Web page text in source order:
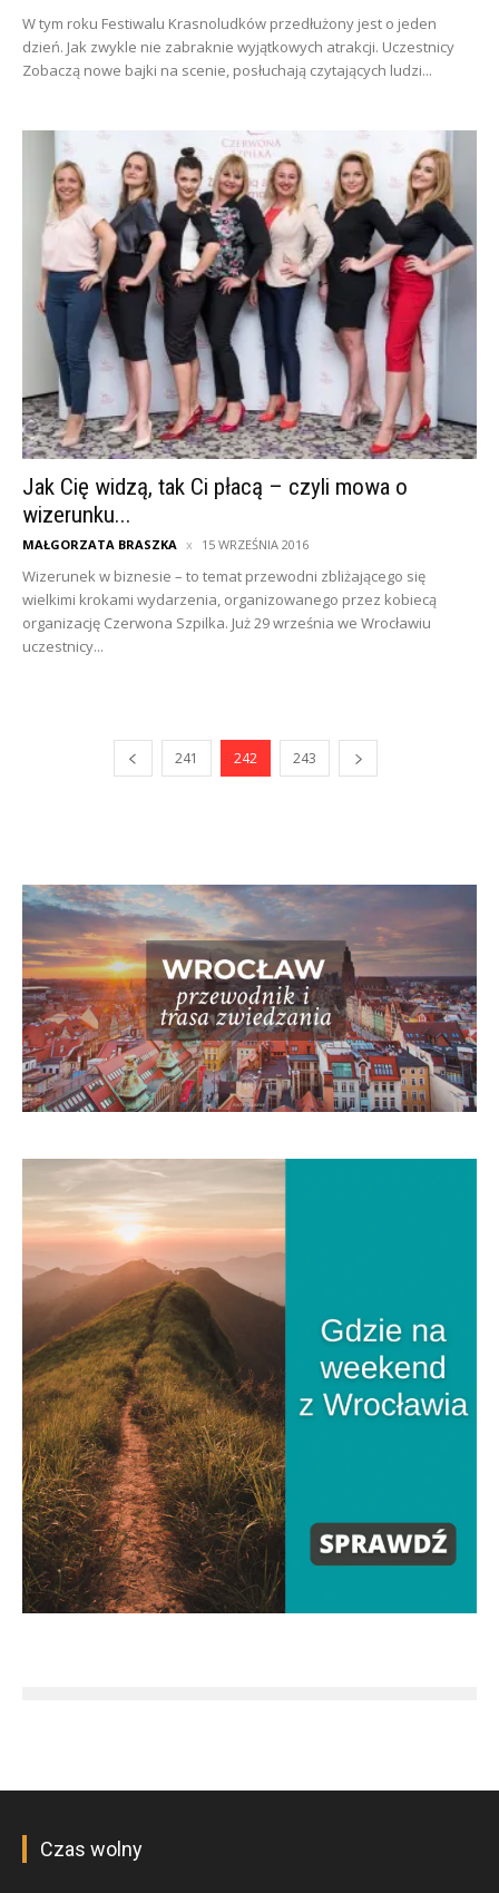
W tym roku Festiwalu Krasnoludków przedłużony jest o jeden
dzień. Jak zwykle nie zabraknie wyjątkowych atrakcji. Uczestnicy
Zobaczą nowe bajki na scenie, posłuchają czytających ludzi...
Jak Cię widzą, tak Ci płacą – czyli mowa o
wizerunku...
MAŁGORZATA BRASZKA 15 WRZEŚNIA 2016
Wizerunek w biznesie – to temat przewodni zbliżającego się
wielkimi krokami wydarzenia, organizowanego przez kobiecą
organizację Czerwona Szpilka. Już 29 września we Wrocławiu
uczestnicy...
241 242 243
Czas wolny